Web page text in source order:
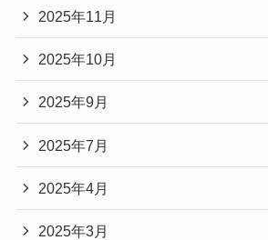
2025年11月
2025年10月
2025年9月
2025年7月
2025年4月
2025年3月